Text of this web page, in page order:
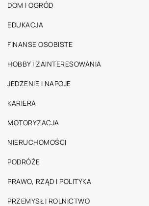
DOM I OGRÓD
EDUKACJA
FINANSE OSOBISTE
HOBBY I ZAINTERESOWANIA
JEDZENIE I NAPOJE
KARIERA
MOTORYZACJA
NIERUCHOMOŚCI
PODRÓŻE
PRAWO, RZĄD I POLITYKA
PRZEMYSŁ I ROLNICTWO